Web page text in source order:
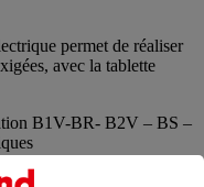
permet de réaliser
avec la tablette
B1V-BR- B2V – BS –